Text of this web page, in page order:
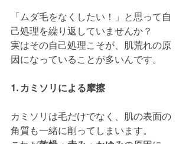
「ムダ毛をなくしたい！」と思って自
己処理を繰り返していませんか？
実はその自己処理こそが、肌荒れの原
因になっていることが多いんです。
1. カミソリによる摩擦
カミソリは毛だけでなく、肌の表面の
角質も一緒に削ってしまいます。